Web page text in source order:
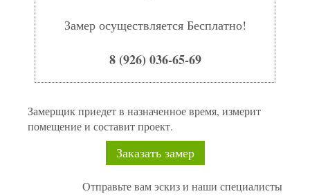
Замер осуществляется Бесплатно!
8 (926) 036-65-69
Замерщик приедет в назначенное время, измерит
помещение и составит проект.
Заказать замер
Отправьте вам эскиз и наши специалисты